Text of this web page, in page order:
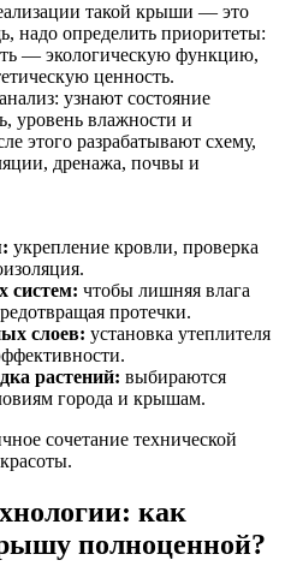
такой крыши — это
надо определить приоритеты:
— экологическую функцию,
ценность.
узнают состояние
уровень влажности и
этого разрабатывают схему,
дренажа, почвы и
укрепление кровли, проверка
систем: чтобы лишняя влага
протечки.
слоев: установка утеплителя
растений: выбираются
города и крышам.
сочетание технической
как
полноценной?